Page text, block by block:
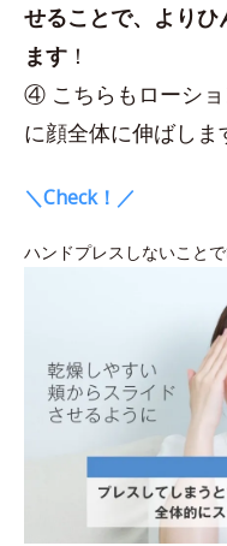
せることで、よりひ
ます ！
④ こちらもローショ
に顔全体に伸ばしま
＼Check！／
ハンドプレスしないこと